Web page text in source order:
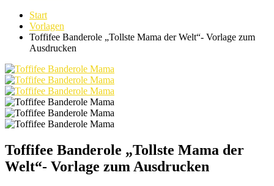
Start
Vorlagen
Toffifee Banderole „Tollste Mama der Welt“- Vorlage zum
Ausdrucken
Toffifee Banderole „Tollste Mama der
Welt“- Vorlage zum Ausdrucken